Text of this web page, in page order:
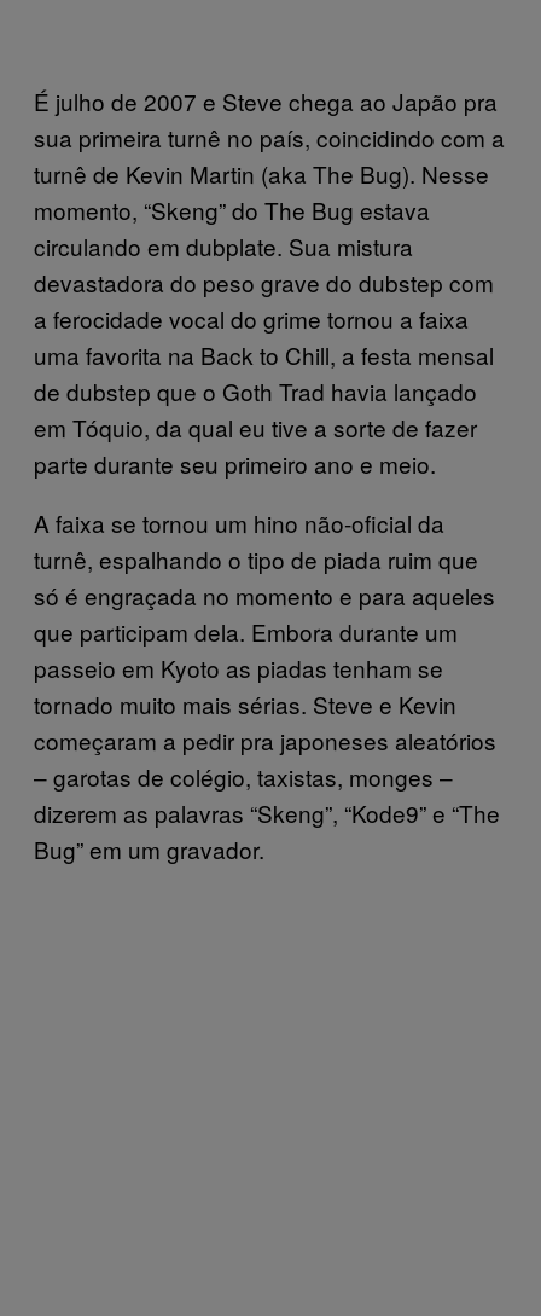
É julho de 2007 e Steve chega ao Japão pra
sua primeira turnê no país, coincidindo com a
turnê de Kevin Martin (aka The Bug). Nesse
momento, “Skeng” do The Bug estava
circulando em dubplate. Sua mistura
devastadora do peso grave do dubstep com
a ferocidade vocal do grime tornou a faixa
uma favorita na Back to Chill, a festa mensal
de dubstep que o Goth Trad havia lançado
em Tóquio, da qual eu tive a sorte de fazer
parte durante seu primeiro ano e meio.
A faixa se tornou um hino não-oficial da
turnê, espalhando o tipo de piada ruim que
só é engraçada no momento e para aqueles
que participam dela. Embora durante um
passeio em Kyoto as piadas tenham se
tornado muito mais sérias. Steve e Kevin
começaram a pedir pra japoneses aleatórios
– garotas de colégio, taxistas, monges –
dizerem as palavras “Skeng”, “Kode9” e “The
Bug” em um gravador.